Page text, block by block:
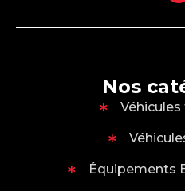
Nos
Équipements